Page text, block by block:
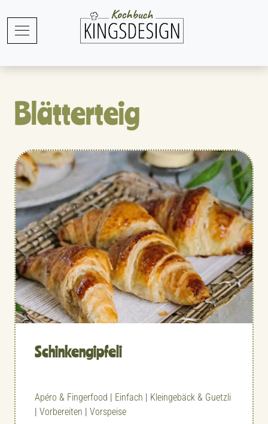
Blätterteig
Schinken­gipfeli
Apéro & Fingerfood | Einfach | Kleingebäck & Guetzli
| Vorbereiten | Vorspeise